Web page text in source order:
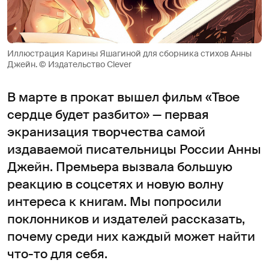
Иллюстрация Карины Яшагиной для сборника стихов Анны
Джейн. © Издательство Clever
В марте в прокат вышел фильм «Твое
сердце будет разбито» — первая
экранизация творчества самой
издаваемой писательницы России Анны
Джейн. Премьера вызвала большую
реакцию в соцсетях и новую волну
интереса к книгам. Мы попросили
поклонников и издателей рассказать,
почему среди них каждый может найти
что-то для себя.